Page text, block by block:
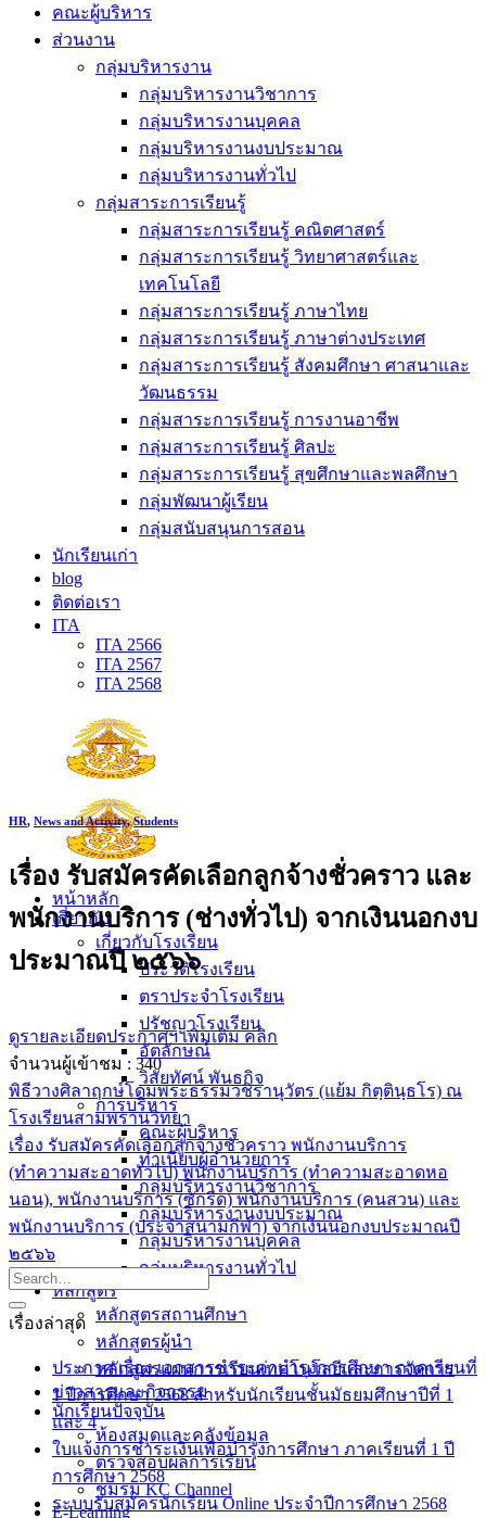
คณะผู้บริหาร
ส่วนงาน
กลุ่มบริหารงาน
กลุ่มบริหารงานวิชาการ
กลุ่มบริหารงานบุคคล
กลุ่มบริหารงานงบประมาณ
กลุ่มบริหารงานทั่วไป
กลุ่มสาระการเรียนรู้
กลุ่มสาระการเรียนรู้ คณิตศาสตร์
กลุ่มสาระการเรียนรู้ วิทยาศาสตร์และ
เทคโนโลยี
กลุ่มสาระการเรียนรู้ ภาษาไทย
กลุ่มสาระการเรียนรู้ ภาษาต่างประเทศ
กลุ่มสาระการเรียนรู้ สังคมศึกษา ศาสนาและ
วัฒนธรรม
กลุ่มสาระการเรียนรู้ การงานอาชีพ
กลุ่มสาระการเรียนรู้ ศิลปะ
กลุ่มสาระการเรียนรู้ สุขศึกษาและพลศึกษา
กลุ่มพัฒนาผู้เรียน
กลุ่มสนับสนุนการสอน
นักเรียนเก่า
blog
ติดต่อเรา
ITA
ITA 2566
ITA 2567
ITA 2568
หน้าหลัก
เกี่ยวกับ
เกี่ยวกับโรงเรียน
ประวัติโรงเรียน
ตราประจำโรงเรียน
ปรัชญาโรงเรียน
อัตลักษณ์
วิสัยทัศน์ พันธกิจ
การบริหาร
คณะผู้บริหาร
ทำเนียบผู้อำนวยการ
กลุ่มบริหารงานวิชาการ
กลุ่มบริหารงานงบประมาณ
กลุ่มบริหารงานบุคคล
กลุ่มบริหารงานทั่วไป
หลักสูตร
หลักสูตรสถานศึกษา
หลักสูตรผู้นำ
หลักสูตรแผนการเรียนเทคโนโลยีและการจัดการ
ข่าวสารและกิจกรรม
นักเรียนปัจจุบัน
ห้องสมุดและคลังข้อมูล
ตรวจสอบผลการเรียน
ชมรม KC Channel
E-Learning
HR, News and Activity,Students
เรื่อง รับสมัครคัดเลือกลูกจ้างชั่วคราว และ
พนักงานบริการ (ช่างทั่วไป) จากเงินนอกงบ
ประมาณปี ๒๕๖๖
ดูรายละเอียดประกาศฯ เพิ่มเติม คลิก
จำนวนผู้เข้าชม : 340
พิธีวางศิลาฤกษ์โดมพระธรรมวชิรานุวัตร (แย้ม กิตฺตินฺธโร) ณ
โรงเรียนสามพรานวิทยา
เรื่อง รับสมัครคัดเลือกลูกจ้างชั่วคราว พนักงานบริการ
(ทำความสะอาดทั่วไป) พนักงานบริการ (ทำความสะอาดหอ
นอน), พนักงานบริการ (ซักรีด) พนักงานบริการ (คนสวน) และ
พนักงานบริการ (ประจำสนามกีฬา) จากเงินนอกงบประมาณปี
๒๕๖๖
เรื่องล่าสุด
ประกาศ เรื่อง เอกสารชำระค่าบำรุงการศึกษา ภาคเรียนที่
1 ปีการศึกษา 2568 สำหรับนักเรียนชั้นมัธยมศึกษาปีที่ 1
และ 4
ใบแจ้งการชำระเงินเพื่อบำรุงการศึกษา ภาคเรียนที่ 1 ปี
การศึกษา 2568
ระบบรับสมัครนักเรียน Online ประจำปีการศึกษา 2568